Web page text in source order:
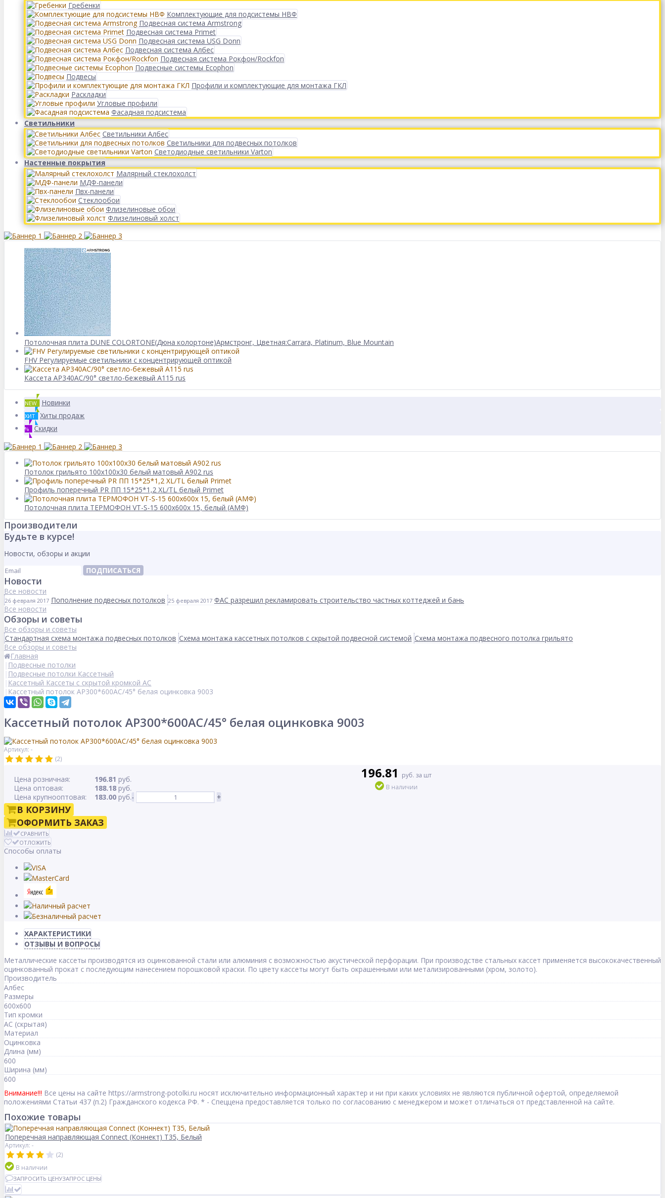
Гребенки
Комплектующие для подсистемы НВФ
Подвесная система Armstrong
Подвесная система Primet
Подвесная система USG Donn
Подвесная система Албес
Подвесная система Рокфон/Rockfon
Подвесные системы Ecophon
Подвесы
Профили и комплектующие для монтажа ГКЛ
Раскладки
Угловые профили
Фасадная подсистема
Светильники
Светильники Албес
Светильники для подвесных потолков
Светодиодные светильники Varton
Настенные покрытия
Малярный стеклохолст
МДФ-панели
Пвх-панели
Стеклообои
Флизелиновые обои
Флизелиновый холст
Потолочная плита DUNE COLORTONE(Дюна колортоне)Армстронг, Цветная:Carrara, Platinum, Blue Mountain
FHV Регулируемые светильники с концентрирующей оптикой
Кассета AP340АС/90° светло-бежевый А115 rus
NEW Новинки
ХИТ Хиты продаж
% Скидки
Потолок грильято 100х100х30 белый матовый А902 rus
Профиль поперечный PR ПП 15*25*1,2 XL/TL белый Primet
Потолочная плита ТЕРМОФОН VT-S-15 600x600x 15, белый (АМФ)
Производители
Будьте в курсе!
Новости, обзоры и акции
ПОДПИСАТЬСЯ
Новости
Все новости
26 февраля 2017 Пополнение подвесных потолков 25 февраля 2017 ФАС разрешил рекламировать строительство частных коттеджей и бань
Все новости
Обзоры и советы
Все обзоры и советы
Стандартная схема монтажа подвесных потолков Схема монтажа кассетных потолков с скрытой подвесной системой Схема монтажа подвесного потолка грильято
Все обзоры и советы
Главная
Подвесные потолки
Подвесные потолки Кассетный
Кассетный Кассеты с скрытой кромкой AC
Кассетный потолок AP300*600AC/45° белая оцинковка 9003
Кассетный потолок AP300*600AC/45° белая оцинковка 9003
Артикул: -
(2)
Цена розничная: 196.81 руб.
Цена оптовая:
188.18 руб.
Цена крупнооптовая:
183.00 руб.
196.81
руб. за шт
В наличии
- +
В КОРЗИНУ
ОФОРМИТЬ ЗАКАЗ
СРАВНИТЬ
ОТЛОЖИТЬ
Способы оплаты
ХАРАКТЕРИСТИКИ
ОТЗЫВЫ И ВОПРОСЫ
Металлические кассеты производятся из оцинкованной стали или алюминия с возможностью акустической перфорации. При производстве стальных кассет применяется высококачественный
оцинкованный прокат с последующим нанесением порошковой краски. По цвету кассеты могут быть окрашенными или метализированными (хром, золото).
Производитель
Албес
Размеры
600x600
Тип кромки
AC (скрытая)
Материал
Оцинковка
Длина (мм)
600
Ширина (мм)
600
Внимание!!! Все цены на сайте https://armstrong-potolki.ru носят исключительно информационный характер и ни при каких условиях не являются публичной офертой, определяемой
положениями Статьи 437 (п.2) Гражданского кодекса РФ. * - Спеццена предоставляется только по согласованию с менеджером и может отличаться от представленной на сайте.
Похожие товары
Поперечная направляющая Connect (Коннект) T35, Белый
Артикул: -
(2)
В наличии
ЗАПРОСИТЬ ЦЕНУЗАПРОС ЦЕНЫ